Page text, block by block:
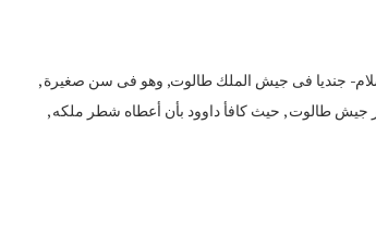
السلام- جنديا فى جيش الملك طالوت, وهو فى سن صغيرة ,
جيش طالوت , حيث كافأ داوود بأن أعطاه شطر ملكه ,